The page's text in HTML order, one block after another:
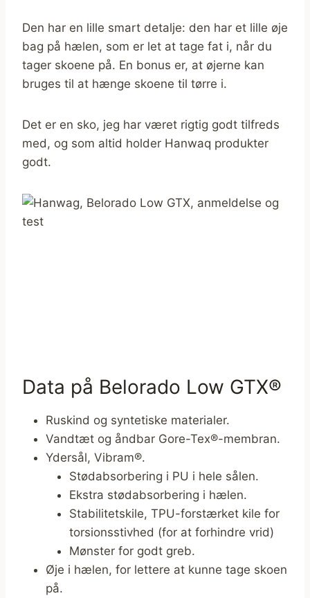
Den har en lille smart detalje: den har et lille øje
bag på hælen, som er let at tage fat i, når du
tager skoene på. En bonus er, at øjerne kan
bruges til at hænge skoene til tørre i.
Det er en sko, jeg har været rigtig godt tilfreds
med, og som altid holder Hanwaq produkter
godt.
Data på Belorado Low GTX®
Ruskind og syntetiske materialer.
Vandtæt og åndbar Gore-Tex®-membran.
Ydersål, Vibram®.
Stødabsorbering i PU i hele sålen.
Ekstra stødabsorbering i hælen.
Stabilitetskile, TPU-forstærket kile for
torsionsstivhed (for at forhindre vrid)
Mønster for godt greb.
Øje i hælen, for lettere at kunne tage skoen
på.